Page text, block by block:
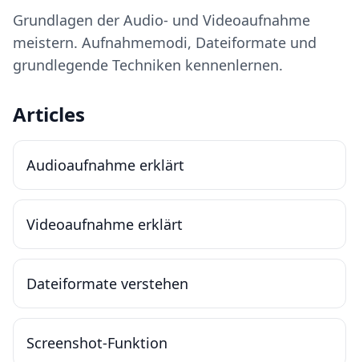
Grundlagen der Audio- und Videoaufnahme
meistern. Aufnahmemodi, Dateiformate und
grundlegende Techniken kennenlernen.
Articles
Audioaufnahme erklärt
Videoaufnahme erklärt
Dateiformate verstehen
Screenshot-Funktion